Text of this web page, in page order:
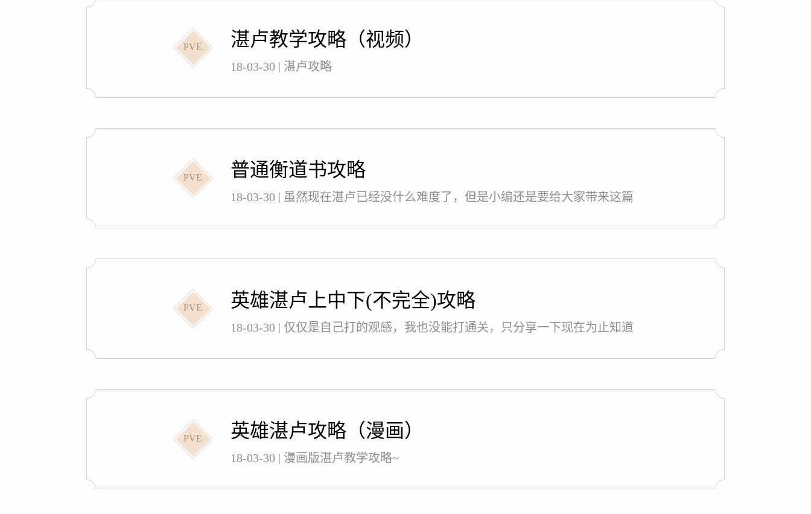
PVE 湛卢教学攻略（视频）
18-03-30 | 湛卢攻略
PVE 普通衡道书攻略
18-03-30 | 虽然现在湛卢已经没什么难度了，但是小编还是要给大家带来这篇
PVE 英雄湛卢上中下(不完全)攻略
18-03-30 | 仅仅是自己打的观感，我也没能打通关，只分享一下现在为止知道
PVE 英雄湛卢攻略（漫画）
18-03-30 | 漫画版湛卢教学攻略~